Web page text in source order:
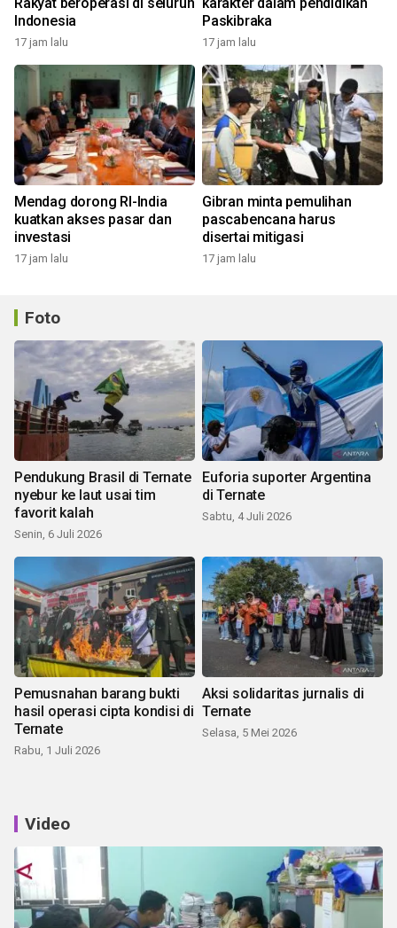
Indonesia
17 jam lalu
Paskibraka
17 jam lalu
Mendag dorong RI-India
kuatkan akses pasar dan
investasi
17 jam lalu
Gibran minta pemulihan
pascabencana harus
disertai mitigasi
17 jam lalu
Foto
Pendukung Brasil di Ternate
nyebur ke laut usai tim
favorit kalah
Senin, 6 Juli 2026
Euforia suporter Argentina
di Ternate
Sabtu, 4 Juli 2026
Pemusnahan barang bukti
hasil operasi cipta kondisi di
Ternate
Rabu, 1 Juli 2026
Aksi solidaritas jurnalis di
Ternate
Selasa, 5 Mei 2026
Video